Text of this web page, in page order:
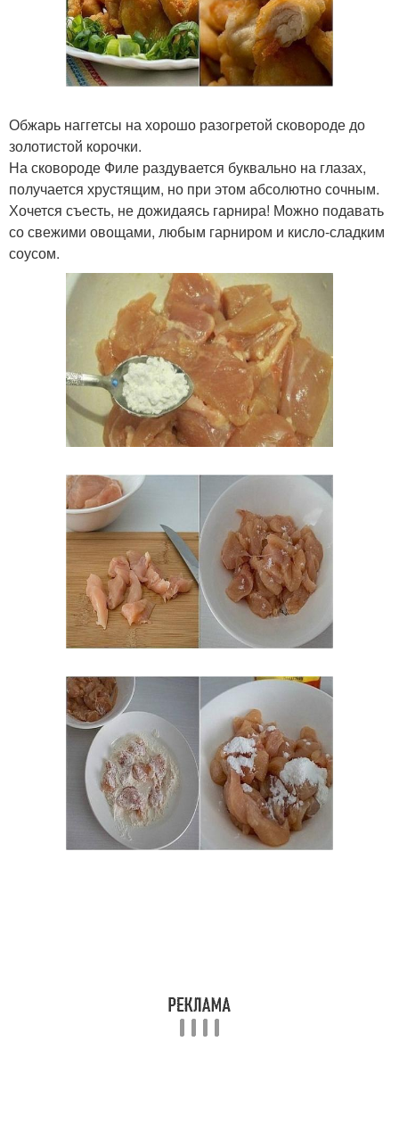
Обжарь наггетсы на хорошо разогретой сковороде до
золотистой корочки.
На сковороде Филе раздувается буквально на глазах,
получается хрустящим, но при этом абсолютно сочным.
Хочется съесть, не дожидаясь гарнира! Можно подавать
со свежими овощами, любым гарниром и кисло-сладким
соусом.